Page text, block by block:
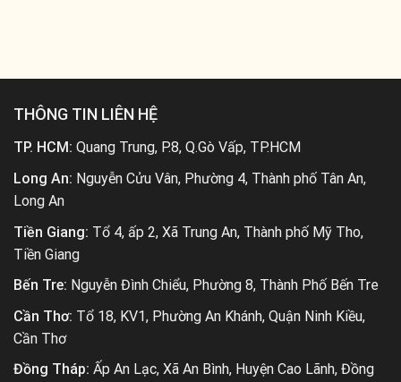
THÔNG TIN LIÊN HỆ
TP. HCM: Quang Trung, P.8, Q.Gò Vấp, TP.HCM
Long An: Nguyễn Cửu Vân, Phường 4, Thành phố Tân An,
Long An
Tiền Giang: Tổ 4, ấp 2, Xã Trung An, Thành phố Mỹ Tho,
Tiền Giang
Bến Tre: Nguyễn Đình Chiểu, Phường 8, Thành Phố Bến Tre
Cần Thơ: Tổ 18, KV1, Phường An Khánh, Quận Ninh Kiều,
Cần Thơ
Đồng Tháp: Ấp An Lạc, Xã An Bình, Huyện Cao Lãnh, Đồng